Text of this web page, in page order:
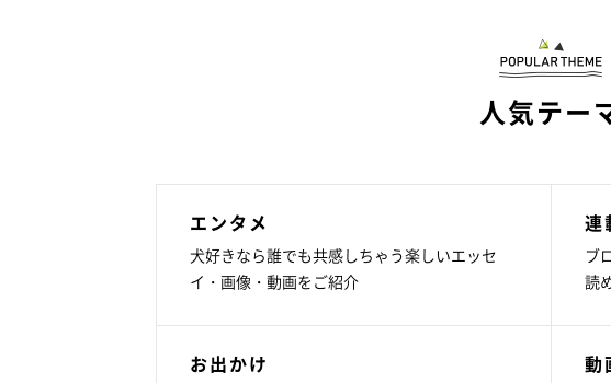
人気テー
エンタメ
犬好きなら誰でも共感しちゃう楽しいエッセ
イ・画像・動画をご紹介
連
ブ
読
お出かけ 動